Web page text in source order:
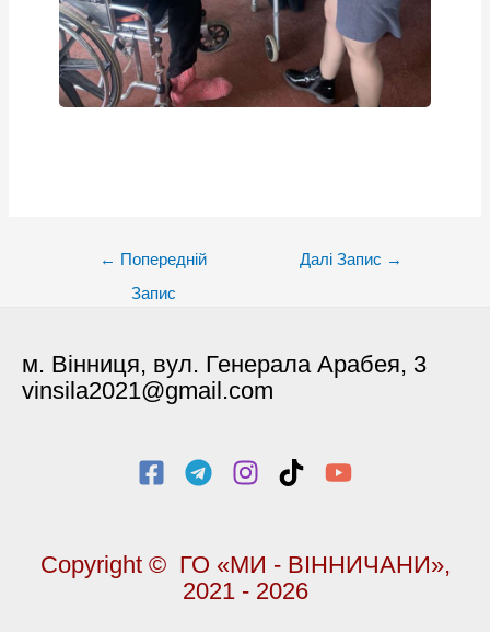
← Попередній
Запис
Далі Запис →
м. Вінниця, вул. Генерала Арабея, 3
vinsila2021@gmail.com
Copyright © ГО «МИ - ВІННИЧАНИ»,
2021 - 2026